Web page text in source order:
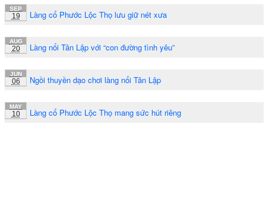
SEP
19 Làng cổ Phước Lộc Thọ lưu giữ nét xưa
AUG
20 Làng nổi Tân Lập với “con đường tình yêu”
JUN
06 Ngồi thuyền dạo chơi làng nổi Tân Lập
MAY
10 Làng cổ Phước Lộc Thọ mang sức hút riêng